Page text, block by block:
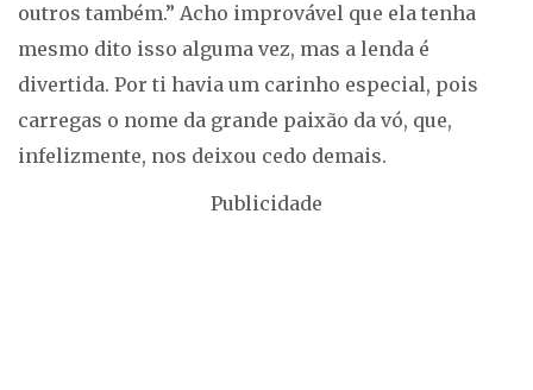
outros também.” Acho improvável que ela tenha
mesmo dito isso alguma vez, mas a lenda é
divertida. Por ti havia um carinho especial, pois
carregas o nome da grande paixão da vó, que,
infelizmente, nos deixou cedo demais.
Publicidade